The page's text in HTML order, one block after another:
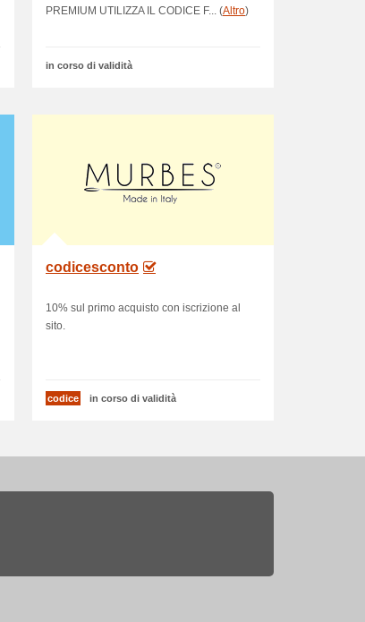
PREMIUM UTILIZZA IL CODICE F... (Altro)
in corso di validità
codicesconto
10% sul primo acquisto con iscrizione al
sito.
codice in corso di validità